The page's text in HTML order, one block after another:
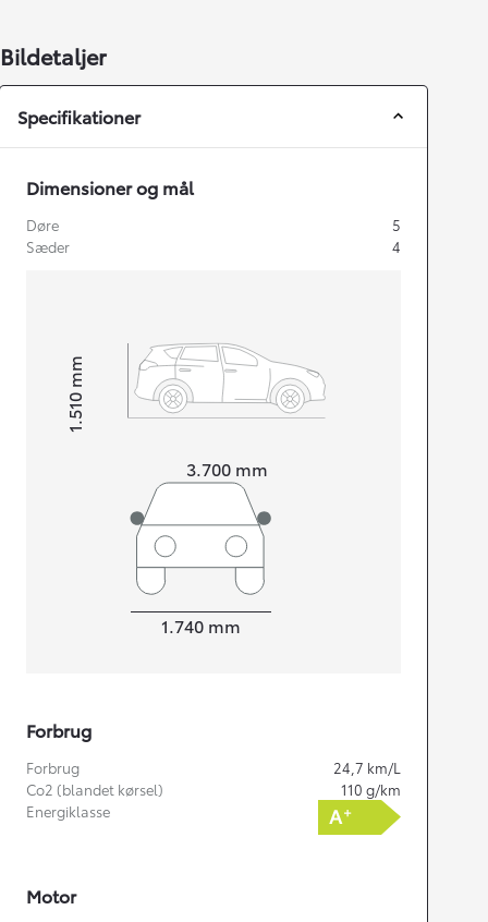
Bildetaljer
Specifikationer
Dimensioner og mål
Døre
5
Sæder
4
3.700 mm
Højt1.510
mm
1.740 mm
Forbrug
Forbrug 24,7 km/L
Co2 (blandet kørsel)
110 g/km
Energiklasse
Motor